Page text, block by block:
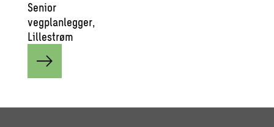
Senior
vegplanlegger,
Lillestrøm